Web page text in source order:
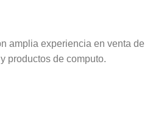
amplia experiencia en venta de
productos de computo.